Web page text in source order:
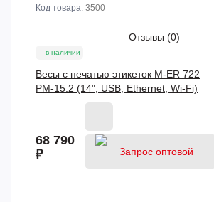
Код товара: 3500
Отзывы (0)
в наличии
Весы с печатью этикеток M-ER 722
PM-15.2 (14", USB, Ethernet, Wi-Fi)
68 790
₽